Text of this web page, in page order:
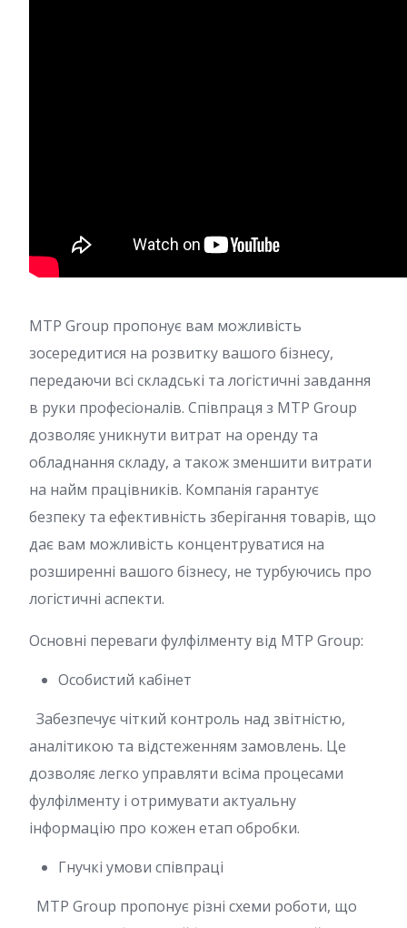
MTP Group пропонує вам можливість
зосередитися на розвитку вашого бізнесу,
передаючи всі складські та логістичні завдання
в руки професіоналів. Співпраця з MTP Group
дозволяє уникнути витрат на оренду та
обладнання складу, а також зменшити витрати
на найм працівників. Компанія гарантує
безпеку та ефективність зберігання товарів, що
дає вам можливість концентруватися на
розширенні вашого бізнесу, не турбуючись про
логістичні аспекти.
Основні переваги фулфілменту від MTP Group:
Особистий кабінет
Забезпечує чіткий контроль над звітністю,
аналітикою та відстеженням замовлень. Це
дозволяє легко управляти всіма процесами
фулфілменту і отримувати актуальну
інформацію про кожен етап обробки.
Гнучкі умови співпраці
MTP Group пропонує різні схеми роботи, що